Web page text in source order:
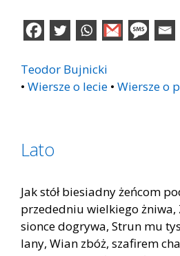
Teodor Bujnicki
• Wiersze o lecie • Wiersze o
Lato
Jak stół biesiadny żeńcom
przededniu wielkiego żniwa,
sionce dogrywa, Strun mu
lany, Wian zbóż, szafirem